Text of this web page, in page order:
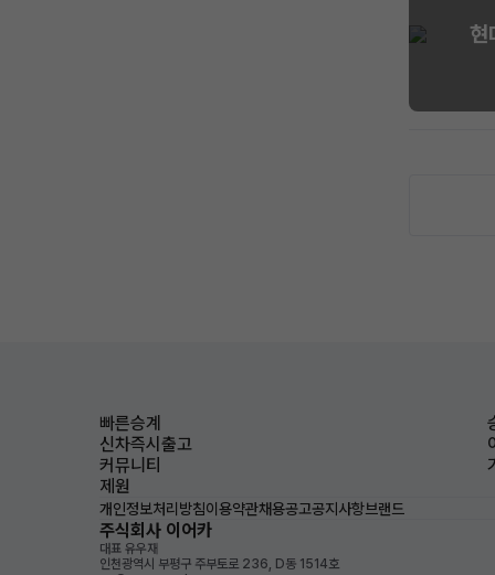
현
빠른승계
신차즉시출고
커뮤니티
제원
개인정보처리방침이용약관채용공고공지사항브랜드
주식회사 이어카
대표 유우재
인천광역시 부평구 주부토로 236, D동 1514호